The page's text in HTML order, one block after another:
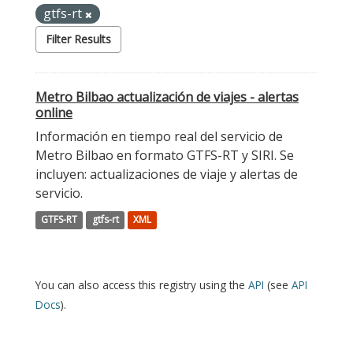
gtfs-rt
Filter Results
Metro Bilbao actualización de viajes - alertas
online
Información en tiempo real del servicio de
Metro Bilbao en formato GTFS-RT y SIRI. Se
incluyen: actualizaciones de viaje y alertas de
servicio.
GTFS-RT gtfs-rt XML
You can also access this registry using the API (see API
Docs).